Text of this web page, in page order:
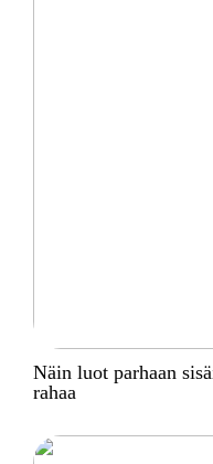
Näin luot parhaan
rahaa